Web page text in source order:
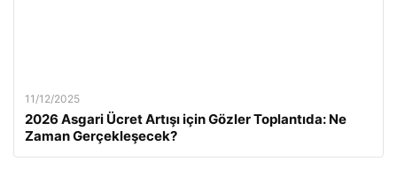
11/12/2025
2026 Asgari Ücret Artışı için Gözler Toplantıda: Ne
Zaman Gerçekleşecek?